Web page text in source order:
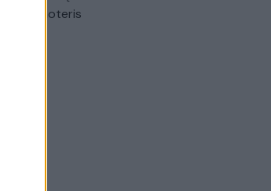
dvi moteris